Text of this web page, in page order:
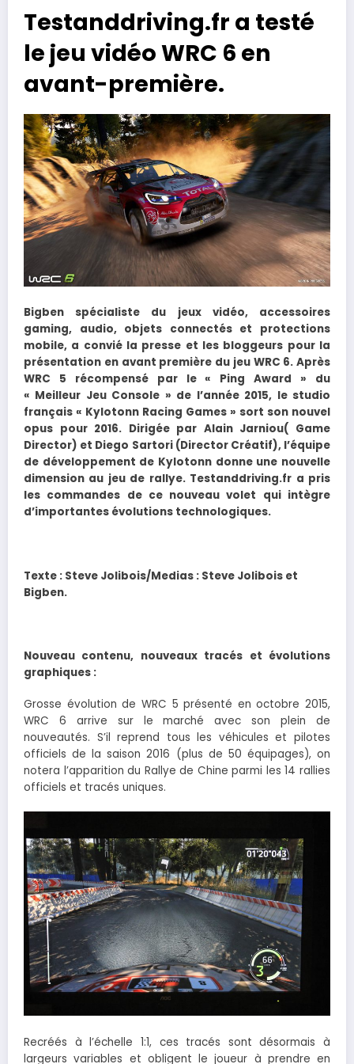
Testanddriving.fr a testé
le jeu vidéo WRC 6 en
avant-première.
Bigben spécialiste du jeux vidéo, accessoires
gaming, audio, objets connectés et protections
mobile, a convié la presse et les bloggeurs pour la
présentation en avant première du jeu WRC 6. Après
WRC 5 récompensé par le « Ping Award » du
« Meilleur Jeu Console » de l’année 2015, le studio
français « Kylotonn Racing Games » sort son nouvel
opus pour 2016. Dirigée par Alain Jarniou( Game
Director) et Diego Sartori (Director Créatif), l’équipe
de développement de Kylotonn donne une nouvelle
dimension au jeu de rallye. Testanddriving.fr a pris
les commandes de ce nouveau volet qui intègre
d’importantes évolutions technologiques.
Texte : Steve Jolibois/Medias : Steve Jolibois et
Bigben.
Nouveau contenu, nouveaux tracés et évolutions
graphiques :
Grosse évolution de WRC 5 présenté en octobre 2015,
WRC 6 arrive sur le marché avec son plein de
nouveautés. S’il reprend tous les véhicules et pilotes
officiels de la saison 2016 (plus de 50 équipages), on
notera l’apparition du Rallye de Chine parmi les 14 rallies
officiels et tracés uniques.
Recréés à l’échelle 1:1, ces tracés sont désormais à
largeurs variables et obligent le joueur à prendre en